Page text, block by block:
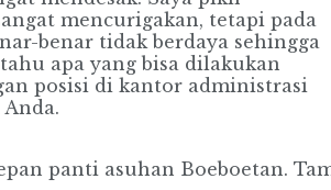
mencurigakan, tetapi pada
benar tidak berdaya sehingga
apa yang bisa dilakukan
posisi di kantor administrasi
panti asuhan Boeboetan.